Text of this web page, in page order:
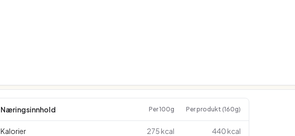
Næringsinnhold Per 100g Per produkt (160g)
Kalorier 275 kcal 440 kcal